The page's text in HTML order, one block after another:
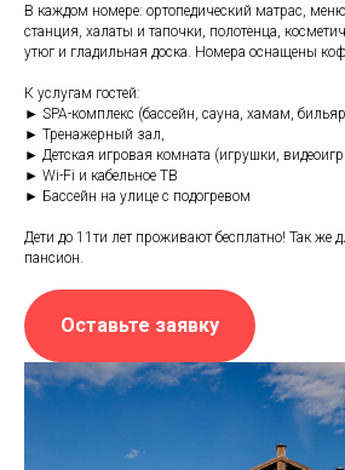
В каждом номере: ортопедический матрас,
станция, халаты и тапочки, полотенца,
утюг и гладильная доска. Номера оснащены
К услугам гостей:
► SPA-комплекс (бассейн, сауна, хамам,
► Тренажерный зал,
► Детская игровая комната (игрушки,
► Wi-Fi и кабельное ТВ
► Бассейн на улице с подогревом
Дети до 11ти лет проживают бесплатно! Так
пансион.
Оставьте заявку